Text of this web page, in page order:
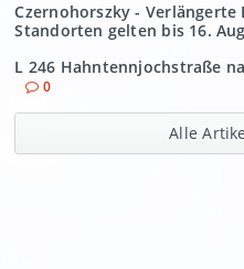
Czernohorszky -
Standorten gelten bis 16.
L 246 Hahntennjochstraße
0
Alle